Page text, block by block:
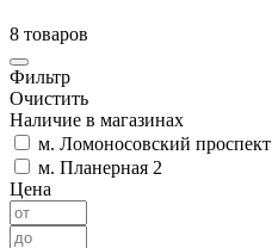
8 товаров
Фильтр
Очистить
Наличие в магазинах
м. Ломоносовский проспект
м. Планерная 2
Цена